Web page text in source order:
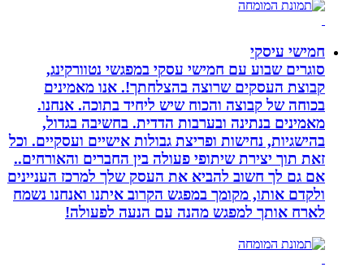
חמישי עיסקי
סוגרים שבוע עם חמישי עסקי במפגשי נטוורקינג,
קבוצת העסקים שרוצה בהצלחתך!. אנו מאמינים
בכוחה של קבוצה והכוח שיש ליחיד בתוכה. אנחנו.
מאמינים בנתינה ובערבות הדדית. בחשיבה בגדול,
בהישגיות, נחישות ופריצת גבולות אישיים ועסקיים. וכל
זאת תוך יצירת שיתופי פעולה בין החברים והאורחים..
אם גם לך חשוב להביא את העסק שלך למרכז העניינים
ולקדם אותו, מקומך במפגש הקרוב איתנו ואנחנו נשמח
לארח אותך למפגש מהנה עם הנעה לפעולה!